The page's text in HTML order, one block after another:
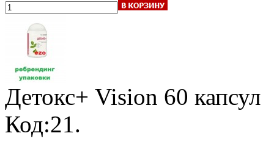
Детокс+ Vision 60 капсул
Код:21.